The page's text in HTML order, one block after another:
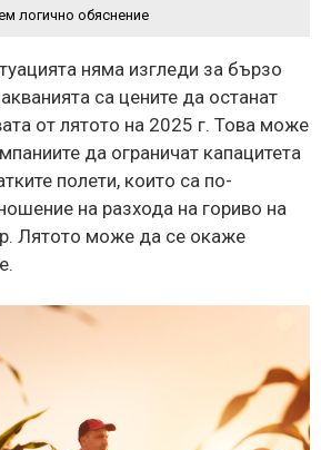
логично обяснение
няма изгледи за бързо
са цените да останат
от лятото на 2025 г. Това може
да ограничат капацитета
полети, които са по-
на разхода на гориво на
Лятото може да се окаже